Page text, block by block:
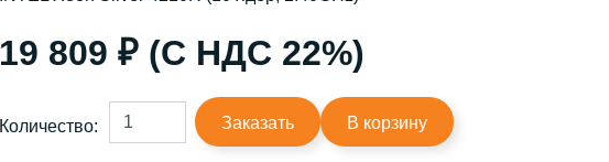
19 809 ₽ (С НДС 22%)
Количество: Заказать В корзину